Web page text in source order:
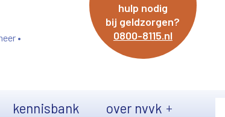
•
hulp nodig
bij geldzorgen?
0800-8115.nl
kennisbank over nvvk